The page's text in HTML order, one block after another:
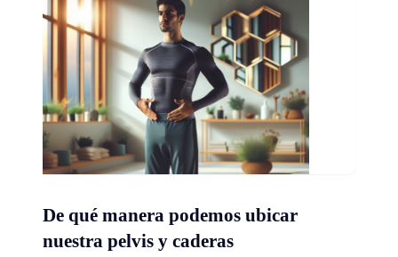
De qué manera podemos ubicar
nuestra pelvis y caderas